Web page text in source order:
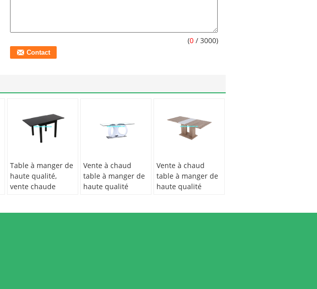
(0 / 3000)
Table à manger de
haute qualité,
vente chaude
Vente à chaud
table à manger de
haute qualité
Vente à chaud
table à manger de
haute qualité